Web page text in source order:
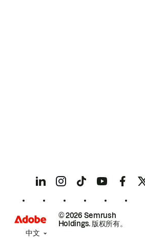
© 2026 Semrush
Holdings. 版权所有。
中文